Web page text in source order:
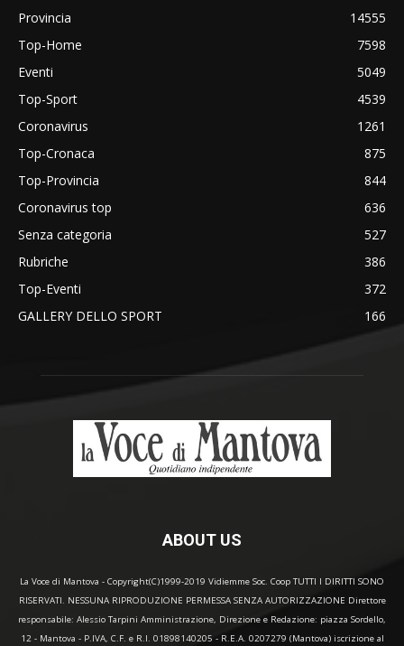
Provincia
14555
Top-Home
7598
Eventi
5049
Top-Sport
4539
Coronavirus
1261
Top-Cronaca
875
Top-Provincia
844
Coronavirus top
636
Senza categoria
527
Rubriche
386
Top-Eventi
372
GALLERY DELLO SPORT
166
ABOUT US
La Voce di Mantova - Copyright(C)1999-2019 Vidiemme Soc. Coop TUTTI I DIRITTI SONO
RISERVATI. NESSUNA RIPRODUZIONE PERMESSA SENZA AUTORIZZAZIONE Direttore
responsabile: Alessio Tarpini Amministrazione, Direzione e Redazione: piazza Sordello,
12 - Mantova - P.IVA, C.F. e R.I. 01898140205 - R.E.A. 0207279 (Mantova) iscrizione al